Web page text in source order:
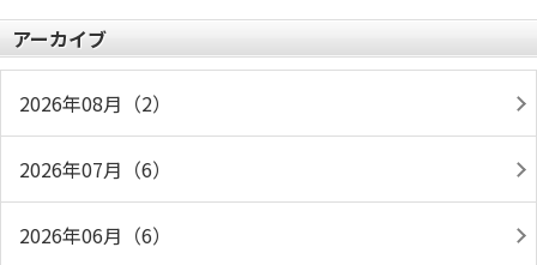
アーカイブ
2026年08月（2）
2026年07月（6）
2026年06月（6）